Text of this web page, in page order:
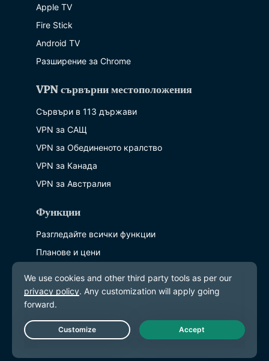
Apple TV
Fire Stick
Android TV
Разширение за Chrome
VPN сървърни местоположения
Сървъри в 113 държави
VPN за САЩ
VPN за Обединеното кралство
VPN за Канада
VPN за Австралия
Функции
Разгледайте всички функции
Планове и цени
Продукти
ExpressKeys
ExpressMailGuard
ExpressAI
Live Chat